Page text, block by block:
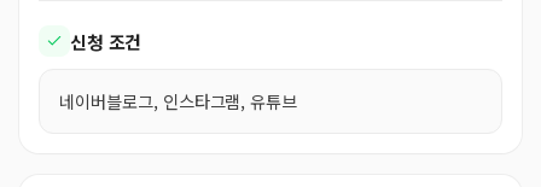
신청 조건
네이버블로그, 인스타그램, 유튜브